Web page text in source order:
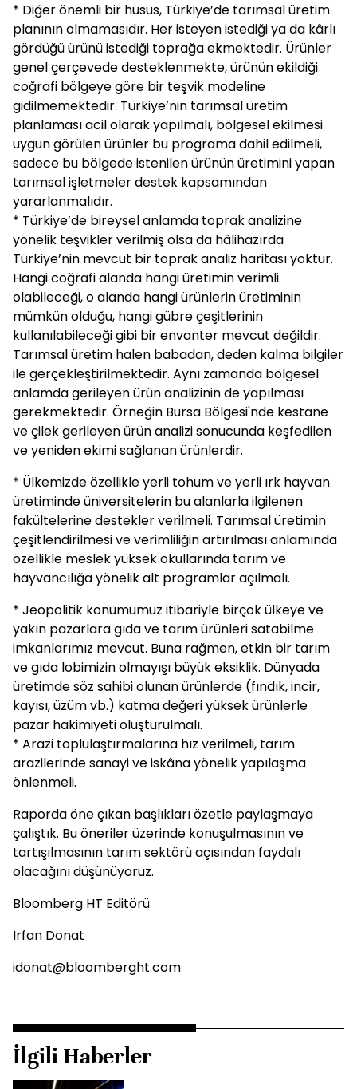
* Diğer önemli bir husus, Türkiye’de tarımsal üretim
planının olmamasıdır. Her isteyen istediği ya da kârlı
gördüğü ürünü istediği toprağa ekmektedir. Ürünler
genel çerçevede desteklenmekte, ürünün ekildiği
coğrafi bölgeye göre bir teşvik modeline
gidilmemektedir. Türkiye’nin tarımsal üretim
planlaması acil olarak yapılmalı, bölgesel ekilmesi
uygun görülen ürünler bu programa dahil edilmeli,
sadece bu bölgede istenilen ürünün üretimini yapan
tarımsal işletmeler destek kapsamından
yararlanmalıdır.
* Türkiye’de bireysel anlamda toprak analizine
yönelik teşvikler verilmiş olsa da hâlihazırda
Türkiye’nin mevcut bir toprak analiz haritası yoktur.
Hangi coğrafi alanda hangi üretimin verimli
olabileceği, o alanda hangi ürünlerin üretiminin
mümkün olduğu, hangi gübre çeşitlerinin
kullanılabileceği gibi bir envanter mevcut değildir.
Tarımsal üretim halen babadan, deden kalma bilgiler
ile gerçekleştirilmektedir. Aynı zamanda bölgesel
anlamda gerileyen ürün analizinin de yapılması
gerekmektedir. Örneğin Bursa Bölgesi'nde kestane
ve çilek gerileyen ürün analizi sonucunda keşfedilen
ve yeniden ekimi sağlanan ürünlerdir.
* Ülkemizde özellikle yerli tohum ve yerli ırk hayvan
üretiminde üniversitelerin bu alanlarla ilgilenen
fakültelerine destekler verilmeli. Tarımsal üretimin
çeşitlendirilmesi ve verimliliğin artırılması anlamında
özellikle meslek yüksek okullarında tarım ve
hayvancılığa yönelik alt programlar açılmalı.
* Jeopolitik konumumuz itibariyle birçok ülkeye ve
yakın pazarlara gıda ve tarım ürünleri satabilme
imkanlarımız mevcut. Buna rağmen, etkin bir tarım
ve gıda lobimizin olmayışı büyük eksiklik. Dünyada
üretimde söz sahibi olunan ürünlerde (fındık, incir,
kayısı, üzüm vb.) katma değeri yüksek ürünlerle
pazar hakimiyeti oluşturulmalı.
* Arazi toplulaştırmalarına hız verilmeli, tarım
arazilerinde sanayi ve iskâna yönelik yapılaşma
önlenmeli.
Raporda öne çıkan başlıkları özetle paylaşmaya
çalıştık. Bu öneriler üzerinde konuşulmasının ve
tartışılmasının tarım sektörü açısından faydalı
olacağını düşünüyoruz.
Bloomberg HT Editörü
İrfan Donat
idonat@bloomberght.com
İlgili Haberler